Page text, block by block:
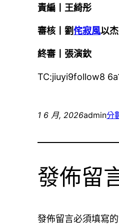
責編丨王綺彤
審核丨劉侘寂風以杰
終審丨張演欽
TC:jiuyi9follow8
1 6 月, 2026admin分
發佈留
發佈留言必須填寫